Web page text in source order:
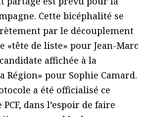
Cette bicéphalité se
par le découplement
«tête de liste» pour Jean-Marc
affichée à la
Région» pour Sophie Camard.
a été officialisé ce
dans l’espoir de faire